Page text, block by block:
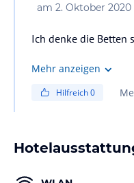
am 2. Oktober 2020
Ich denke die Betten
Mehr anzeigen
Hilfreich0